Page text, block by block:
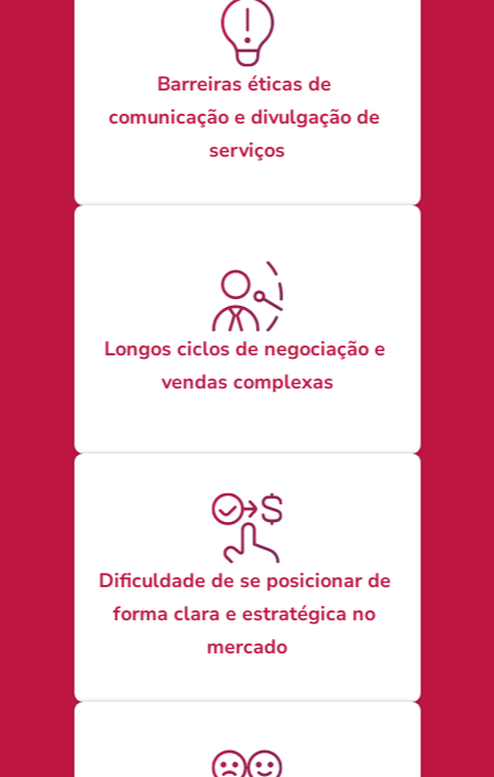
Barreiras éticas de
comunicação e divulgação de
serviços
Longos ciclos de negociação e
vendas complexas
Dificuldade de se posicionar de
forma clara e estratégica no
mercado